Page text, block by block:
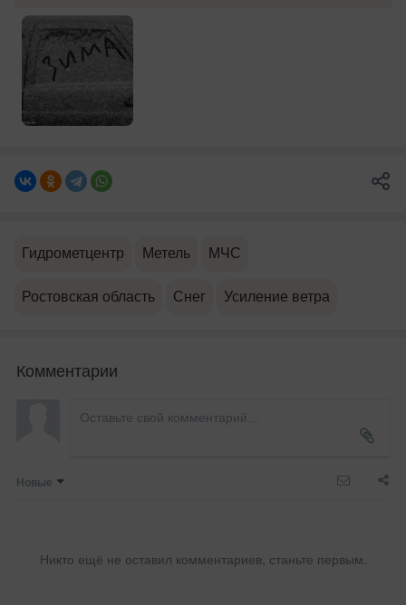
Гидрометцентр Метель МЧС
Ростовская область Снег Усиление ветра
Комментарии
Новые
Никто ещё не оставил комментариев, станьте первым.